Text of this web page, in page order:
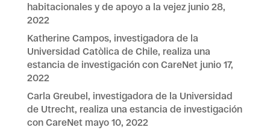
habitacionales y de apoyo a la vejez junio 28,
2022
Katherine Campos, investigadora de la
Universidad Catòlica de Chile, realiza una
estancia de investigación con CareNet junio 17,
2022
Carla Greubel, investigadora de la Universidad
de Utrecht, realiza una estancia de investigación
con CareNet mayo 10, 2022